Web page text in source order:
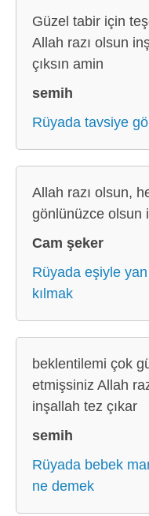
Güzel tabir için
Allah razı olsun
çıksın amin
semih
Rüyada tavsiye
Allah razı olsun,
gönlünüzce olsun
Cam şeker
Rüyada eşiyle
kılmak
beklentilemi çok
etmişsiniz Allah
inşallah tez çıkar
semih
Rüyada bebek
ne demek